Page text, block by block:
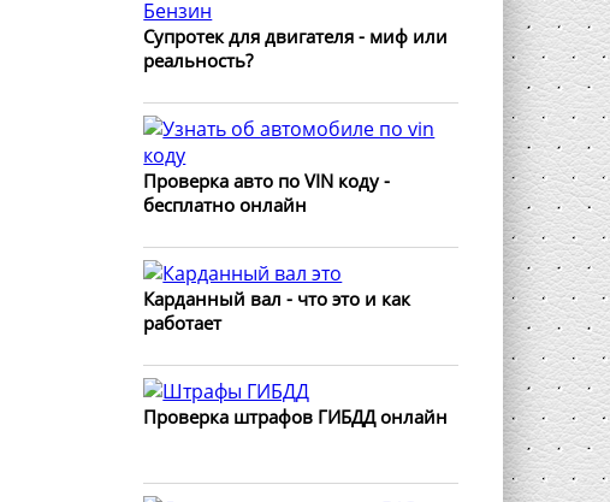
Супротек для двигателя - миф или
реальность?
Проверка авто по VIN коду -
бесплатно онлайн
Карданный вал - что это и как
работает
Проверка штрафов ГИБДД онлайн